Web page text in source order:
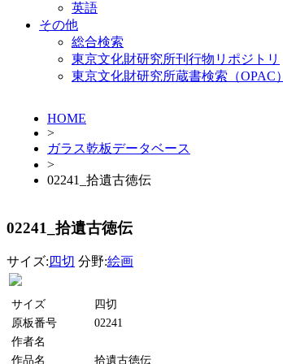
英語
その他
総合検索
東京文化財研究所刊行物リポジトリ
東京文化財研究所蔵書検索（OPAC）
HOME
>
ガラス乾板データベース
>
02241_拾遺古徳伝
02241_拾遺古徳伝
サイズ: 四切 分野:絵画
サイズ
四切
原板番号
02241
作者名
作品名
拾遺古徳伝